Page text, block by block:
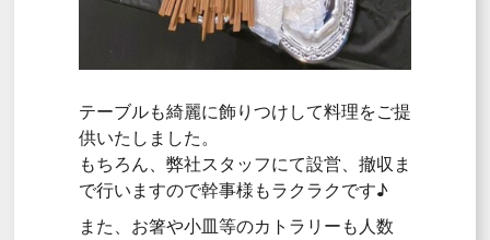
テーブルも綺麗に飾りつけして料理をご提
供いたしました。
もちろん、弊社スタッフにて設営、撤収ま
で行いますので幹事様もラクラクです♪
また、お箸や小皿等のカトラリーも人数